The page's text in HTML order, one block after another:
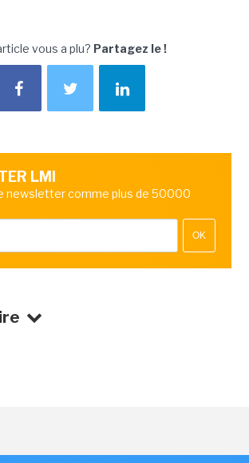
vous a plu? Partagez le !
LMI
newsletter comme plus de 50000
OK